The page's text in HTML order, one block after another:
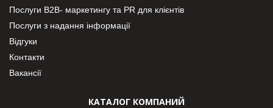
Послуги В2В- маркетингу та PR для клієнтів
Послуги з надання інформації
Відгуки
Контакти
Вакансії
КАТАЛОГ КОМПАНИЙ